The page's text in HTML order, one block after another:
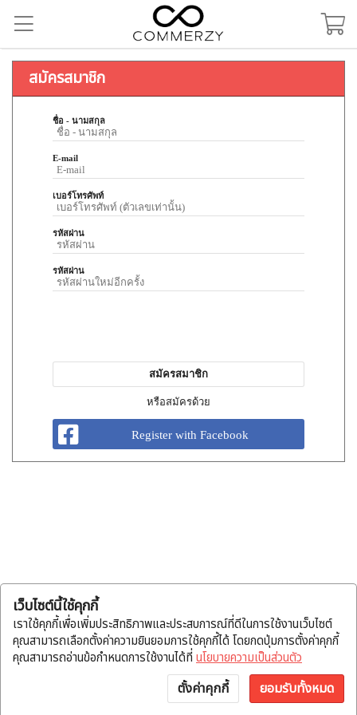
แจ้งโอน บัญชี พูดคุย
เว็บไซต์นี้ใช้คุกกี้
เราใช้คุกกี้เพื่อเพิ่มประสิทธิภาพและประสบการณ์ที่ดีในการใช้งานเว็บไซต์
คุณสามารถเลือกตั้งค่าความยินยอมการใช้คุกกี้ได้ โดยกดปุ่มการตั้งค่าคุกกี้
คุณสามารถอ่านข้อกำหนดการใช้งานได้ที่ นโยบายความเป็นส่วนตัว
ตั้งค่าคุกกี้ ยอมรับทั้งหมด
สมัครสมาชิก
ชื่อ - นามสกุล
E-mail
เบอร์โทรศัพท์
รหัสผ่าน
รหัสผ่าน
สมัครสมาชิก
หรือสมัครด้วย
Register with Facebook